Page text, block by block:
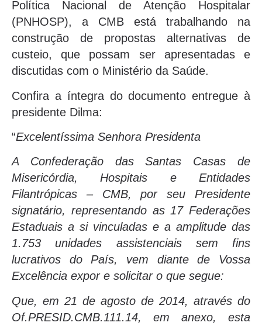
Política Nacional de Atenção Hospitalar
(PNHOSP), a CMB está trabalhando na
construção de propostas alternativas de
custeio, que possam ser apresentadas e
discutidas com o Ministério da Saúde.
Confira a íntegra do documento entregue à
presidente Dilma:
“Excelentíssima Senhora Presidenta
A Confederação das Santas Casas de
Misericórdia, Hospitais e Entidades
Filantrópicas – CMB, por seu Presidente
signatário, representando as 17 Federações
Estaduais a si vinculadas e a amplitude das
1.753 unidades assistenciais sem fins
lucrativos do País, vem diante de Vossa
Excelência expor e solicitar o que segue:
Que, em 21 de agosto de 2014, através do
Of.PRESID.CMB.111.14, em anexo, esta